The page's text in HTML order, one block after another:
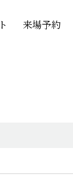
来場予約